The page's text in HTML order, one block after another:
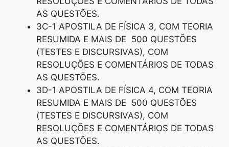
AS QUESTÕES.
3C-1 APOSTILA DE FÍSICA 3, COM TEORIA
RESUMIDA E MAIS DE 500 QUESTÕES
(TESTES E DISCURSIVAS), COM
RESOLUÇÕES E COMENTÁRIOS DE TODAS
AS QUESTÕES.
3D-1 APOSTILA DE FÍSICA 4, COM TEORIA
RESUMIDA E MAIS DE 500 QUESTÕES
(TESTES E DISCURSIVAS), COM
RESOLUÇÕES E COMENTÁRIOS DE TODAS
AS QUESTÕES.